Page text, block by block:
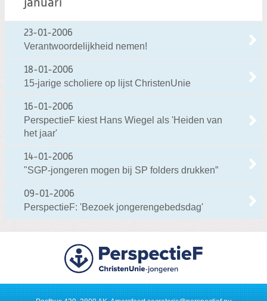
januari
23-01-2006
Verantwoordelijkheid nemen!
18-01-2006
15-jarige scholiere op lijst ChristenUnie
16-01-2006
PerspectieF kiest Hans Wiegel als 'Heiden van
het jaar'
14-01-2006
"SGP-jongeren mogen bij SP folders drukken”
09-01-2006
PerspectieF: 'Bezoek jongerengebedsdag'